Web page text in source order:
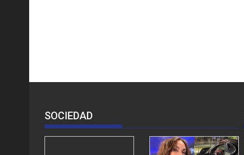
SOCIEDAD